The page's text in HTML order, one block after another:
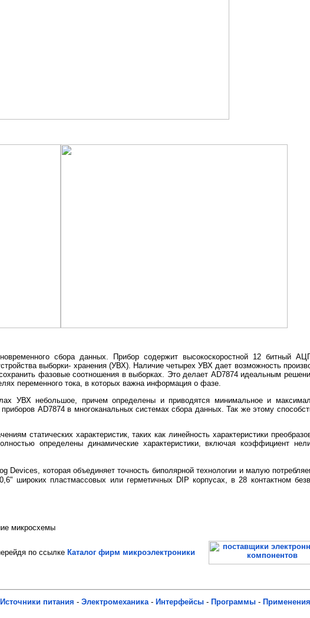
сбора данных. Прибор содержит высокоскоростной 12 битный
выборки- хранения (УВХ). Наличие четырех УВХ дает возможность
фазовые соотношения в выборках. Это делает AD7874 идеальным
переменного тока, в которых важна информация о фазе.
УВХ небольшое, причем определены и приводятся минимальное и
AD7874 в многоканальных системах сбора данных. Так же этому
статических характеристик, таких как линейность характеристики
определены динамические характеристики, включая коэффициент
Devices, которая объединяет точность биполярной технологии и малую
широких пластмассовых или герметичных DIP корпусах, в 28 контактном
микросхемы
по ссылке Каталог фирм микроэлектроники
Источники питания - Электромеханика - Интерфейсы - Программы - Применения